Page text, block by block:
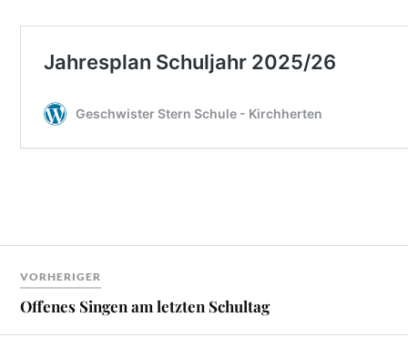
VORHERIGER
Offenes Singen am letzten Schultag